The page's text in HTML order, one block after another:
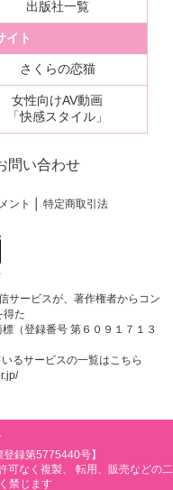
出版社一覧
イト
さくらの恋猫
女性向けAV動画
「快感スタイル」
問い合わせ
ント 特定商取引法
サービスが、著作権者からコン
得た
（登録番号 第６０９１７１３
るサービスの一覧はこちら
録第5775440号】
可なく複製、 転用、販売などの二
禁じます